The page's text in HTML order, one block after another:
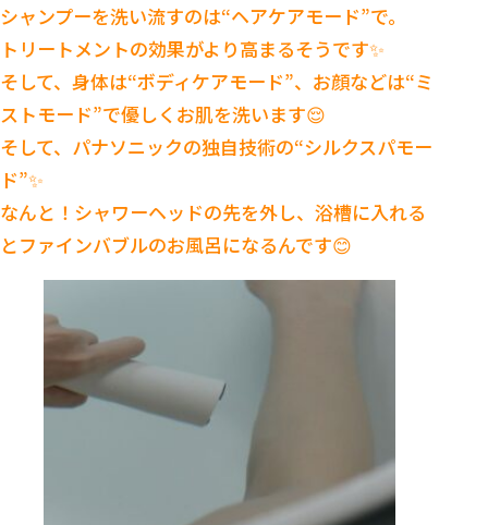
シャンプーを洗い流すのは“ヘアケアモード”で。
トリートメントの効果がより高まるそうです✨
そして、身体は“ボディケアモード”、お顔などは“ミ
ストモード”で優しくお肌を洗います😌
そして、パナソニックの独自技術の“シルクスパモー
ド”✨
なんと！シャワーヘッドの先を外し、浴槽に入れる
とファインバブルのお風呂になるんです😊